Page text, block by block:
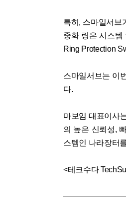
특히, 스마일서브
중화 링은 시스템
Ring Protection
스마일서브는 이
다.
마보임 대표이사
의 높은 신뢰성,
스템인 나라장터
<테크수다